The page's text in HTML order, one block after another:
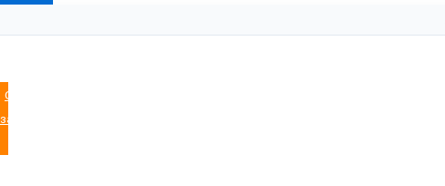
Оставить
заявку